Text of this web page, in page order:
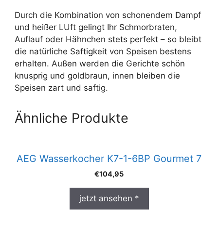
Durch die Kombination von schonendem Dampf
und heißer LUft gelingt Ihr Schmorbraten,
Auflauf oder Hähnchen stets perfekt – so bleibt
die natürliche Saftigkeit von Speisen bestens
erhalten. Außen werden die Gerichte schön
knusprig und goldbraun, innen bleiben die
Speisen zart und saftig.
Ähnliche Produkte
AEG Wasserkocher K7-1-6BP Gourmet 7
€104,95
jetzt ansehen *